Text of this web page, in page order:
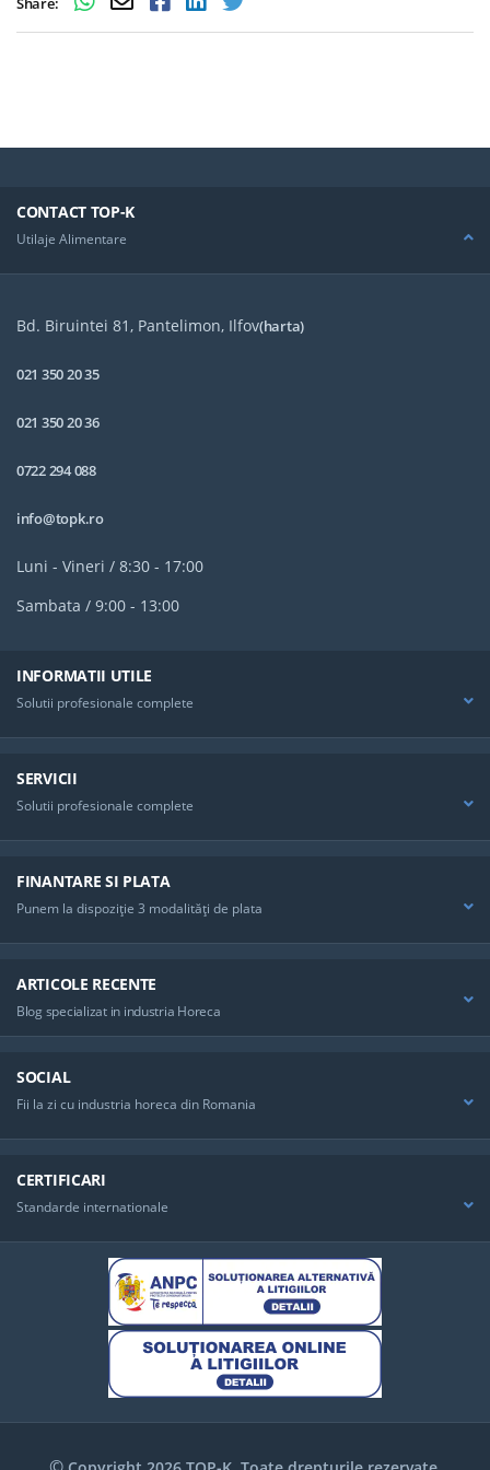
CONTACT TOP-K
Utilaje Alimentare
Bd. Biruintei 81, Pantelimon, Ilfov(harta)
021 350 20 35
021 350 20 36
0722 294 088
info@topk.ro
Luni - Vineri / 8:30 - 17:00
Sambata / 9:00 - 13:00
INFORMATII UTILE
Solutii profesionale complete
SERVICII
Solutii profesionale complete
FINANTARE SI PLATA
Punem la dispoziţie 3 modalităţi de plata
ARTICOLE RECENTE
Blog specializat in industria Horeca
SOCIAL
Fii la zi cu industria horeca din Romania
CERTIFICARI
Standarde internationale